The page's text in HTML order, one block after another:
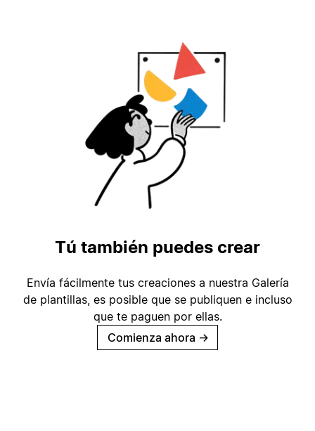
Tú también puedes crear
Envía fácilmente tus creaciones a nuestra Galería
de plantillas, es posible que se publiquen e incluso
que te paguen por ellas.
Comienza ahora →